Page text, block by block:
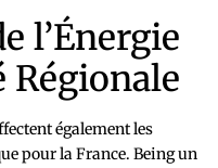
l’Énergie
Régionale
également les
pour la France. Being un